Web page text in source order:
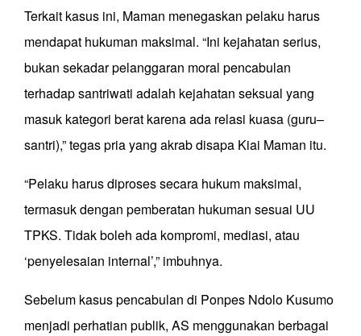
Terkait kasus ini, Maman menegaskan pelaku harus
mendapat hukuman maksimal. “Ini kejahatan serius,
bukan sekadar pelanggaran moral pencabulan
terhadap santriwati adalah kejahatan seksual yang
masuk kategori berat karena ada relasi kuasa (guru–
santri),” tegas pria yang akrab disapa Kiai Maman itu.
“Pelaku harus diproses secara hukum maksimal,
termasuk dengan pemberatan hukuman sesuai UU
TPKS. Tidak boleh ada kompromi, mediasi, atau
‘penyelesaian internal’,” imbuhnya.
Sebelum kasus pencabulan di Ponpes Ndolo Kusumo
menjadi perhatian publik, AS menggunakan berbagai